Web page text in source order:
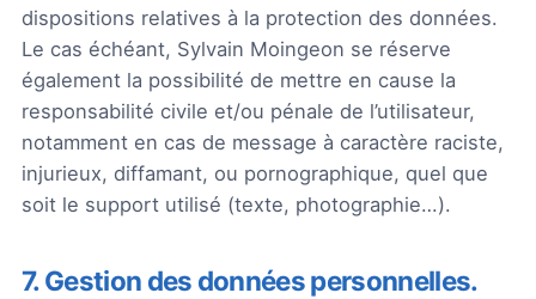
dispositions relatives à la protection des données.
Le cas échéant, Sylvain Moingeon se réserve
également la possibilité de mettre en cause la
responsabilité civile et/ou pénale de l’utilisateur,
notamment en cas de message à caractère raciste,
injurieux, diffamant, ou pornographique, quel que
soit le support utilisé (texte, photographie…).
7. Gestion des données personnelles.